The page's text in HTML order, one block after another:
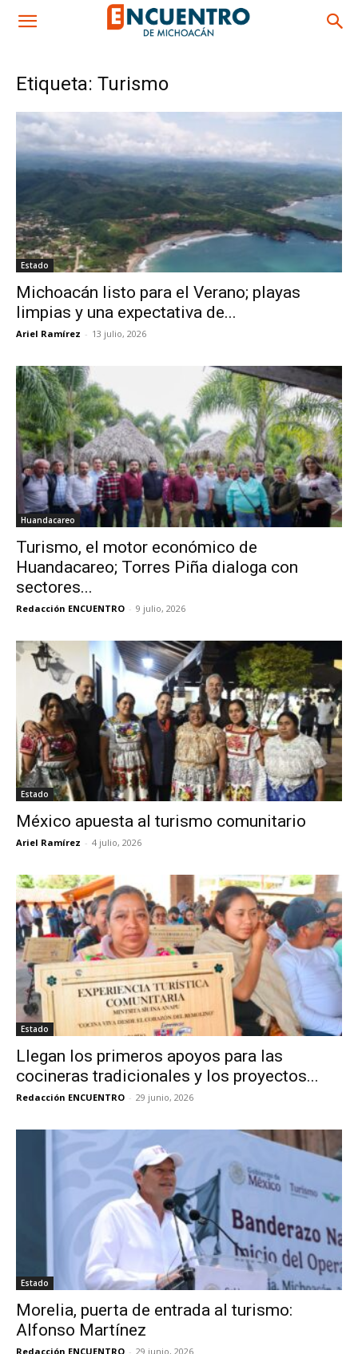
Etiqueta: Turismo
Estado
Michoacán listo para el Verano; playas
limpias y una expectativa de...
Ariel Ramírez - 13 julio, 2026
Huandacareo
Turismo, el motor económico de
Huandacareo; Torres Piña dialoga con
sectores...
Redacción ENCUENTRO - 9 julio, 2026
Estado
México apuesta al turismo comunitario
Ariel Ramírez - 4 julio, 2026
Estado
Llegan los primeros apoyos para las
cocineras tradicionales y los proyectos...
Redacción ENCUENTRO - 29 junio, 2026
Estado
Morelia, puerta de entrada al turismo:
Alfonso Martínez
Redacción ENCUENTRO - 29 junio, 2026